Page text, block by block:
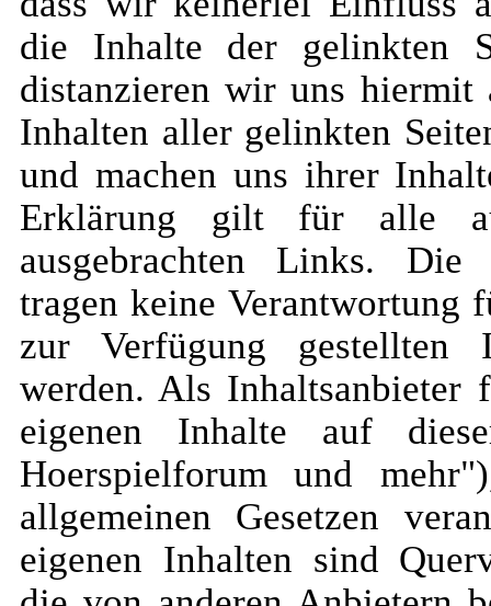
die Inhalte der gelinkten
distanzieren wir uns
Inhalten aller gelinkten
und machen uns ihrer
Erklärung gilt für alle
ausgebrachten Links.
tragen keine
zur Verfügung gestellten
werden. Als Inhaltsanbieter
eigenen Inhalte auf
Hoerspielforum und
allgemeinen Gesetzen
eigenen Inhalten sind